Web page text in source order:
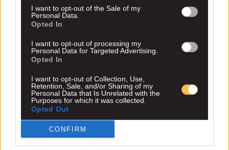
I want to opt-out of the Sale of my
Personal Data.
Opted In
I want to opt-out of processing my
Personal Data for Targeted Advertising.
Opted In
I want to opt-out of Collection, Use,
Retention, Sale, and/or Sharing of my
Personal Data that Is Unrelated with the
Purposes for which it was collected.
Opted Out
CONFIRM